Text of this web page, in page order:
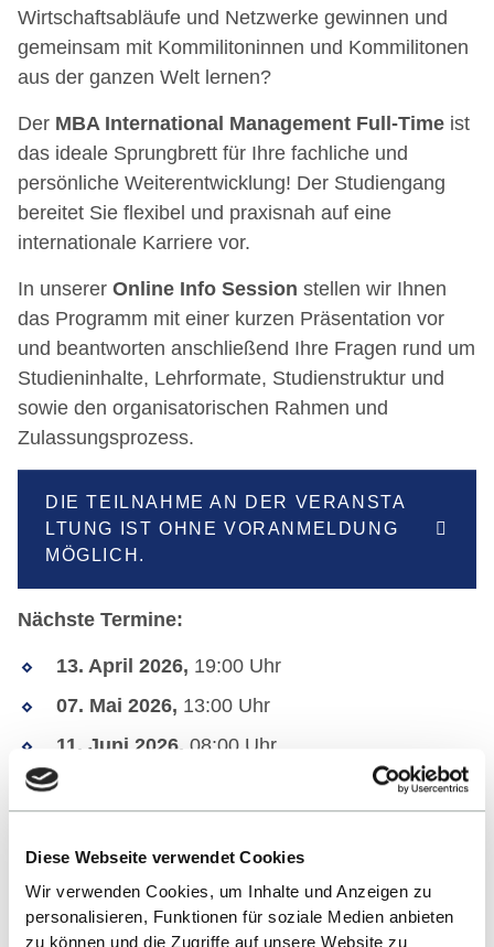
Diese Webseite verwendet Cookies
Wir verwenden Cookies, um Inhalte und Anzeigen zu
personalisieren, Funktionen für soziale Medien anbieten
zu können und die Zugriffe auf unsere Website zu
Wirtschaftsabläufe und Netzwerke gewinnen und
gemeinsam mit Kommilitoninnen und Kommilitonen
aus der ganzen Welt lernen?
Der MBA International Management Full-Time ist
das ideale Sprungbrett für Ihre fachliche und
persönliche Weiterentwicklung! Der Studiengang
bereitet Sie flexibel und praxisnah auf eine
internationale Karriere vor.
In unserer Online Info Session stellen wir Ihnen
das Programm mit einer kurzen Präsentation vor
und beantworten anschließend Ihre Fragen rund um
Studieninhalte, Lehrformate, Studienstruktur und
sowie den organisatorischen Rahmen und
Zulassungsprozess.
DIE TEILNAHME AN DER VERANSTA
LTUNG IST OHNE VORANMELDUNG
MÖGLICH.
Nächste Termine:
13. April 2026, 19:00 Uhr
07. Mai 2026, 13:00 Uhr
11. Juni 2026, 08:00 Uhr
09. Juli 2026,
Management Part-Time auf den
Studiengangsseiten